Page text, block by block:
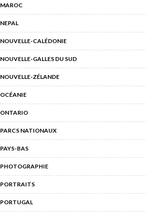
MAROC
NEPAL
NOUVELLE-CALÉDONIE
NOUVELLE-GALLES DU SUD
NOUVELLE-ZÉLANDE
OCÉANIE
ONTARIO
PARCS NATIONAUX
PAYS-BAS
PHOTOGRAPHIE
PORTRAITS
PORTUGAL